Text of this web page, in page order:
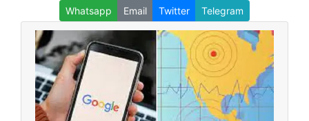
Whatsapp Email Twitter Telegram